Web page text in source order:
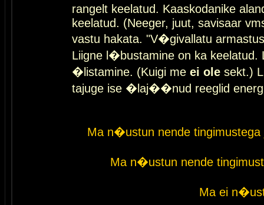
rangelt keelatud. Kaaskodanike
keelatud. (Neeger, juut, savisaar
vastu hakata. "V�givallatu
Liigne l�bustamine on ka keelatud.
�listamine. (Kuigi me ei ole sekt.)
tajuge ise �laj��nud reeglid
Ma n�ustun nende
Ma n�ustun nende
Ma ei